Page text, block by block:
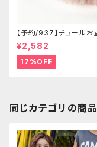
【予約/937】チュールお
キラキラワンピース
¥2,582
17%OFF
同じカテゴリの商品